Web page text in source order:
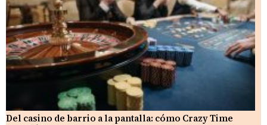
Del casino de barrio a la pantalla: cómo Crazy Time